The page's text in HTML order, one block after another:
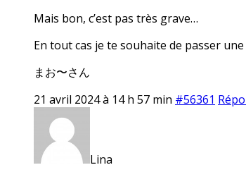
Mais bon, c’est pas très grave…
En tout cas je te souhaite de passer
まお〜さん
21 avril 2024 à 14 h 57 min #56361
Lina